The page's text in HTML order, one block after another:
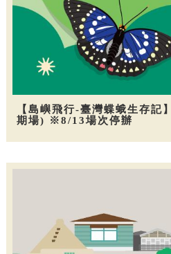
【島嶼飛行-臺灣蝶蛾生存記
期場) ※8/13場次停辦